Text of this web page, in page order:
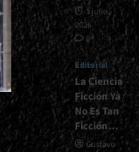
1 julio,
2026
0
Editorial
La Ciencia
Ficción Ya
No Es Tan
Ficción…
Gustavo